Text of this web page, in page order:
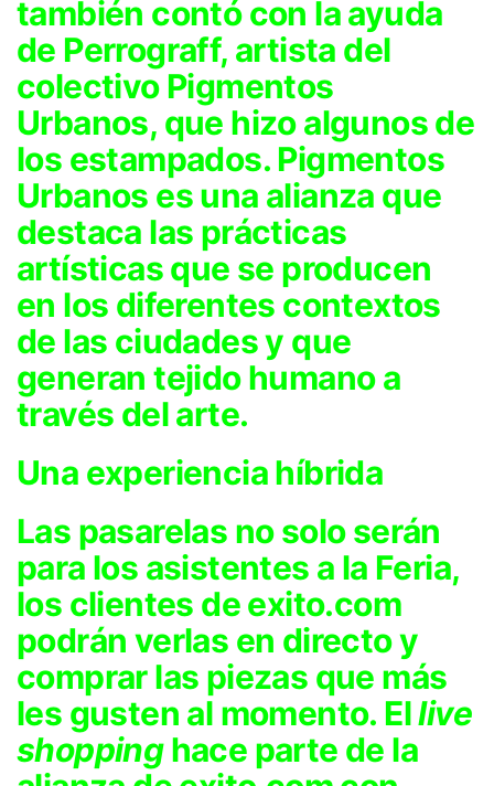
también contó con la ayuda
de Perrograff, artista del
colectivo Pigmentos
Urbanos, que hizo algunos de
los estampados. Pigmentos
Urbanos es una alianza que
destaca las prácticas
artísticas que se producen
en los diferentes contextos
de las ciudades y que
generan tejido humano a
través del arte.
Una experiencia híbrida
Las pasarelas no solo serán
para los asistentes a la Feria,
los clientes de exito.com
podrán verlas en directo y
comprar las piezas que más
les gusten al momento. Ellive
shoppinghace parte de la